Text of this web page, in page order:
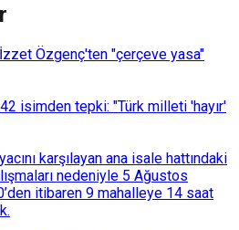
Özgenç'ten "çerçeve yasa"
isimden tepki: "Türk milleti 'hayır'
karşılayan ana isale hattındaki
nedeniyle 5 Ağustos
itibaren 9 mahalleye 14 saat